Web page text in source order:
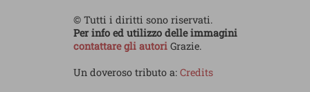
© Tutti i diritti sono riservati.
Per info ed utilizzo delle immagini
contattare gli autoriGrazie.
Un doveroso tributo a: Credits